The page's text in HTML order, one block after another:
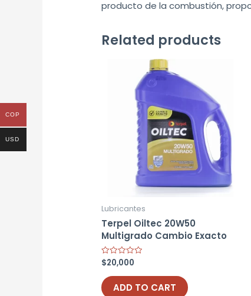
producto de la combustión,
Related products
Lubricantes
Terpel Oiltec 20W50
Multigrado Cambio Exacto
Rated
0
out
of
5
$20,000
ADD TO CART
COP
USD